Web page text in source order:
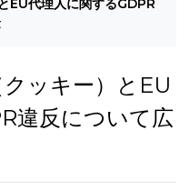
代理人に関するGDPR
ッキー）とEU
違反について広